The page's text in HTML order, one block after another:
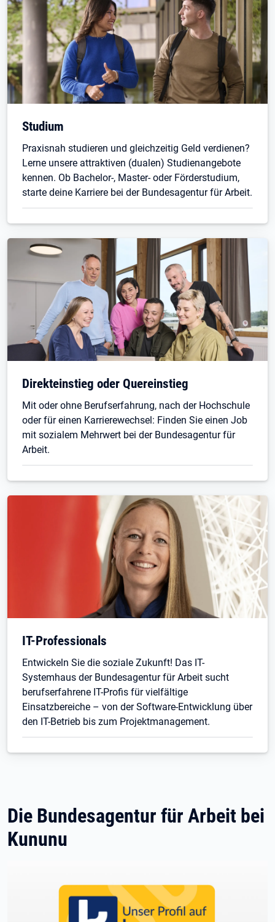
Studium
Praxisnah studieren und gleichzeitig Geld verdienen?
Lerne unsere attraktiven (dualen) Studienangebote
kennen. Ob Bachelor-, Master- oder Förderstudium,
starte deine Karriere bei der Bundesagentur für Arbeit.
Direkteinstieg oder Quereinstieg
Mit oder ohne Berufserfahrung, nach der Hochschule
oder für einen Karrierewechsel: Finden Sie einen Job
mit sozialem Mehrwert bei der Bundesagentur für
Arbeit.
IT-Professionals
Entwickeln Sie die soziale Zukunft! Das IT-
Systemhaus der Bundesagentur für Arbeit sucht
berufserfahrene IT-Profis für vielfältige
Einsatzbereiche – von der Software-Entwicklung über
den IT-Betrieb bis zum Projektmanagement.
Die Bundesagentur für Arbeit bei
Kununu